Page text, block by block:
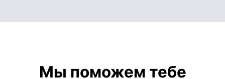
Мы поможем тебе